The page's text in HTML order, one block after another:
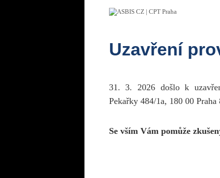
Uzavření
31. 3. 2026 došlo k
Pekařky 484/1a, 180 00 Praha
Se vším Vám pomůže